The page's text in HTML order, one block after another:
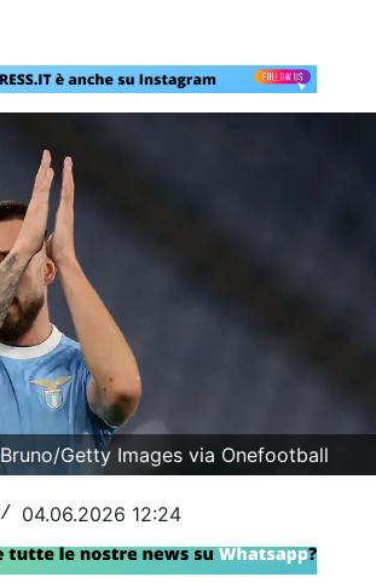
League
Getty Images via Onefootball
/ 04.06.2026 12:24